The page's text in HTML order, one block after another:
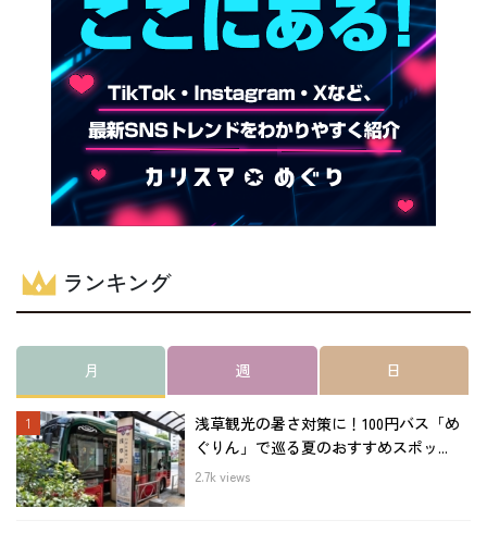
ランキング
月 週 日
浅草観光の暑さ対策に！100円バス「め
ぐりん」で巡る夏のおすすめスポッ...
2.7k views